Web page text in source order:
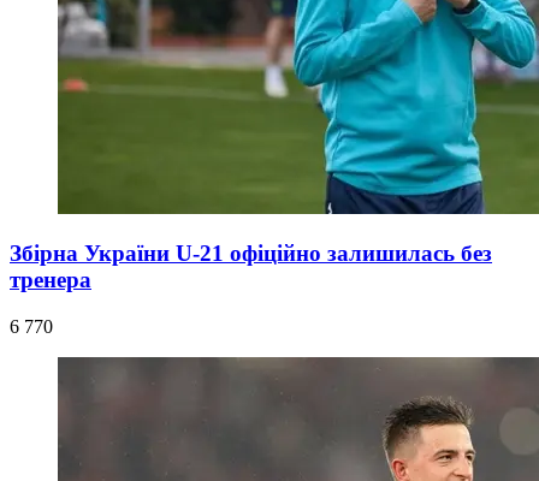
Збірна України U-21 офіційно залишилась без
тренера
6 770